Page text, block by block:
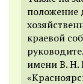
положение
краевой
имени В. Н.